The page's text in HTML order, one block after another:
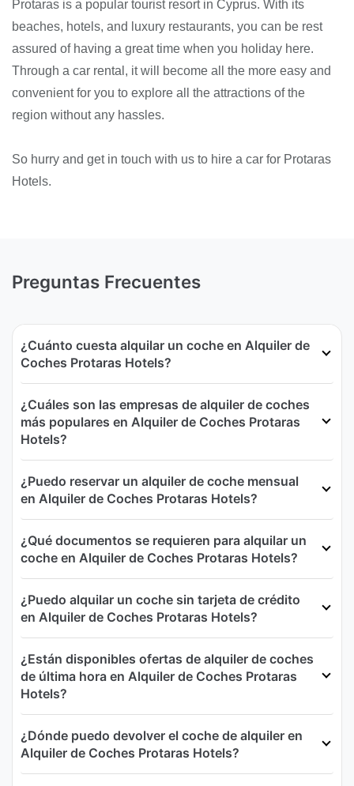
Protaras is a popular tourist resort in Cyprus. With its
beaches, hotels, and luxury restaurants, you can be rest
assured of having a great time when you holiday here.
Through a car rental, it will become all the more easy and
convenient for you to explore all the attractions of the
region without any hassles.
So hurry and get in touch with us to hire a car for Protaras
Hotels.
Preguntas Frecuentes
¿Cuánto cuesta alquilar un coche en Alquiler de
Coches Protaras Hotels?
¿Cuáles son las empresas de alquiler de coches
más populares en Alquiler de Coches Protaras
Hotels?
¿Puedo reservar un alquiler de coche mensual
en Alquiler de Coches Protaras Hotels?
¿Qué documentos se requieren para alquilar un
coche en Alquiler de Coches Protaras Hotels?
¿Puedo alquilar un coche sin tarjeta de crédito
en Alquiler de Coches Protaras Hotels?
¿Están disponibles ofertas de alquiler de coches
de última hora en Alquiler de Coches Protaras
Hotels?
¿Dónde puedo devolver el coche de alquiler en
Alquiler de Coches Protaras Hotels?